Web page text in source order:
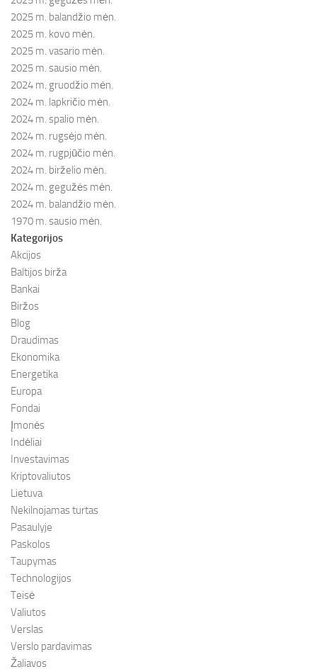
2025 m. balandžio mėn.
2025 m. kovo mėn.
2025 m. vasario mėn.
2025 m. sausio mėn.
2024 m. gruodžio mėn.
2024 m. lapkričio mėn.
2024 m. spalio mėn.
2024 m. rugsėjo mėn.
2024 m. rugpjūčio mėn.
2024 m. birželio mėn.
2024 m. gegužės mėn.
2024 m. balandžio mėn.
1970 m. sausio mėn.
Kategorijos
Akcijos
Baltijos birža
Bankai
Biržos
Blog
Draudimas
Ekonomika
Energetika
Europa
Fondai
Įmonės
Indėliai
Investavimas
Kriptovaliutos
Lietuva
Nekilnojamas turtas
Pasaulyje
Paskolos
Taupymas
Technologijos
Teisė
Valiutos
Verslas
Verslo pardavimas
Žaliavos